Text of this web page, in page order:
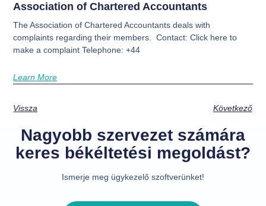
Association of Chartered Accountants
The Association of Chartered Accountants deals with
complaints regarding their members. Contact: Click here to
make a complaint Telephone: +44
Learn More
Vissza Következő
Nagyobb szervezet számára
keres békéltetési megoldást?
Ismerje meg ügykezelő szoftverünket!